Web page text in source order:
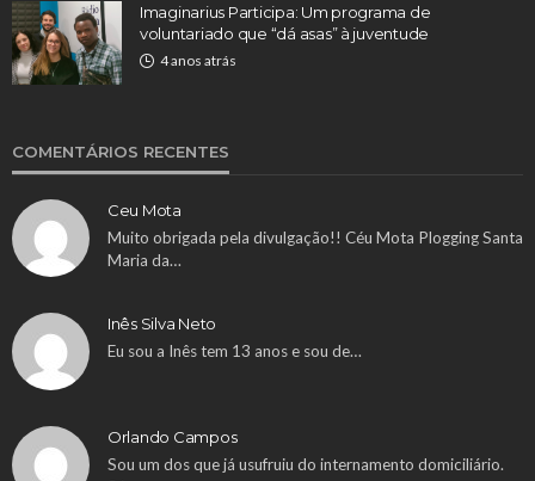
Imaginarius Participa: Um programa de
voluntariado que “dá asas” à juventude
4 anos atrás
COMENTÁRIOS RECENTES
Ceu Mota
Muito obrigada pela divulgação!! Céu Mota Plogging Santa
Maria da…
Inês Silva Neto
Eu sou a Inês tem 13 anos e sou de…
Orlando Campos
Sou um dos que já usufruiu do internamento domiciliário.